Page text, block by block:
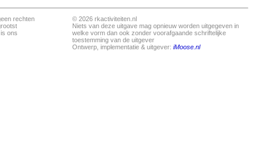
rechten
ons
© 2026 rkactiviteiten.nl
Niets van deze uitgave mag opnieuw worden uitgegeven in
welke vorm dan ook zonder voorafgaande schriftelijke
toestemming van de uitgever
Ontwerp, implementatie & uitgever: iMoose.nl